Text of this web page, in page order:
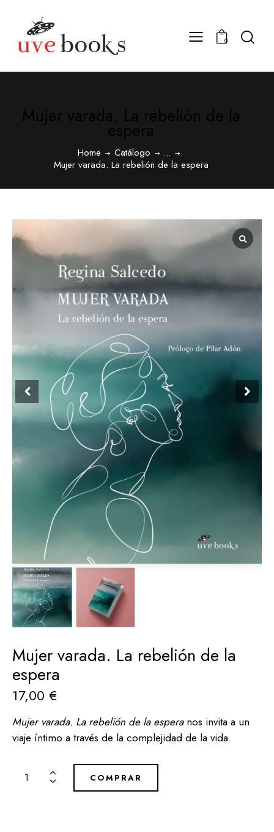
0
Home Catálogo
...
Mujer varada. La rebelión de la espera
Mujer varada. La rebelión de la
espera
17,00 €
Mujer varada. La rebelión de la espera nos invita a un
viaje íntimo a través de la complejidad de la vida.
COMPRAR